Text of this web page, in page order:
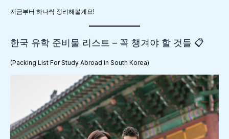
지금부터 하나씩 정리해볼게요!
한국 유학 준비물 리스트 – 꼭 챙겨야 할 것들 📋
(Packing List For Study Abroad In South Korea)